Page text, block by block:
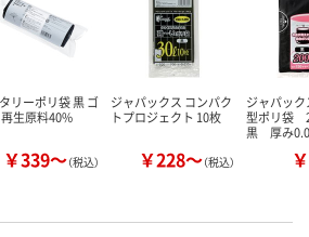
数量
カゴへ カ
リーポリ袋 黒 ゴ
生原料40%
￥339～（税込）
ジャパックス コンパク
トプロジェクト 10枚
￥228～（税込）
ジャパッ
型ポリ袋
黒 厚み